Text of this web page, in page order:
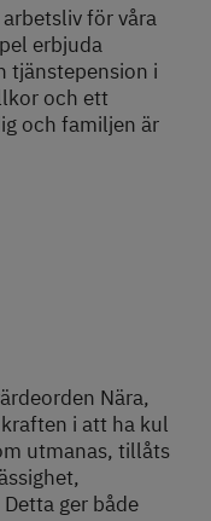
för våra
erbjuda
tjänstepension i
och ett
och familjen är
Nära,
i att ha kul
utmanas, tillåts
ger både